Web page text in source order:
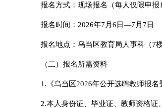
报名方式：现场报名（每人仅限申报1
报名时间：2026年7月6日—7月7日
报名地点：乌当区教育局人事科（7楼
（二）报名所需资料
1.《乌当区2026年公开选聘教师报
2.本人身份证、毕业证、教师资格证